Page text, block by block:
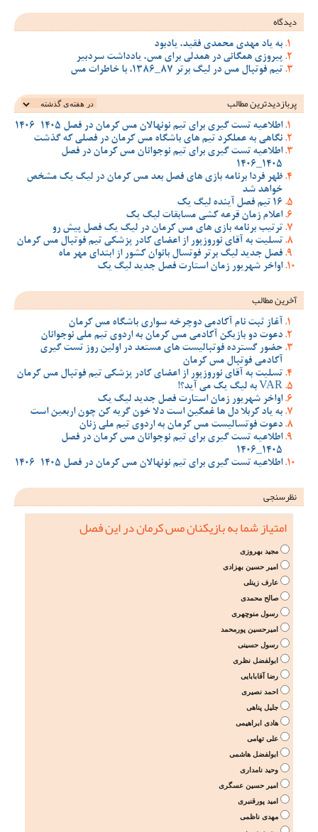
دیدگاه
به یاد مهدی محمدی فقید، یادبود
پیروزی همگانی در همدلی برای مس، یادداشت سردبیر
تیم فوتبال مس در لیگ برتر 87_1386، با خاطرات مس
پربازدیدترین‌ مطالب
اطلاعیه تست گیری برای تیم نونهالان مس کرمان در فصل 1405-1406
نگاهی به عملکرد تیم های باشگاه مس کرمان در فصلی که گذشت
اطلاعیه تست گیری برای تیم نوجوانان مس کرمان در فصل
1405_1406
ظهر فردا برنامه بازی های فصل بعد مس کرمان در لیگ یک مشخص
خواهد شد
16 تیم فصل آینده لیگ یک
اعلام زمان قرعه کشی مسابقات لیگ یک
ترتیب برنامه بازی های مس کرمان در لیگ یک فصل پیش رو
تسلیت به آقای نوروزپور از اعضای کادر پزشکی تیم فوتبال مس کرمان
فصل جدید لیگ برتر فوتسال بانوان کشور از ابتدای مهر ماه
اواخر شهریور زمان استارت فصل جدید لیگ یک
آخرین مطالب
آغاز ثبت نام آکادمی دوچرخه سواری باشگاه مس کرمان
دعوت دو بازیکن آکادمی مس کرمان به اردوی تیم ملی نوجوانان
حضور گسترده فوتبالیست های مستعد در اولین روز تست گیری
آکادمی فوتبال مس کرمان
تسلیت به آقای نوروزپور از اعضای کادر پزشکی تیم فوتبال مس کرمان
VAR به لیگ یک می آید؟!
اواخر شهریور زمان استارت فصل جدید لیگ یک
به یاد کربلا دل ها غمگین است دلا خون گریه کن چون اربعین است
دعوت فوتسالیست مس کرمان به اردوی تیم ملی زنان
اطلاعیه تست گیری برای تیم نوجوانان مس کرمان در فصل
1405_1406
اطلاعیه تست گیری برای تیم نونهالان مس کرمان در فصل 1405-1406
نظرسنجی
امتیاز شما به بازیکنان مس کرمان در این فصل
مجید بهروزی
امیر حسین بهزادی
عارف زینلی
صالح محمدی
رسول منوچهری
امیرحسین پورمحمد
رسول حسینی
ابولفضل نظری
رضا آقابابایی
احمد نصیری
جلیل پناهی
هادی ابراهیمی
علی تهامی
ابولفضل هاشمی
وحید نامداری
امیر حسین عسگری
امید پورقنبری
مهدی ناظمی